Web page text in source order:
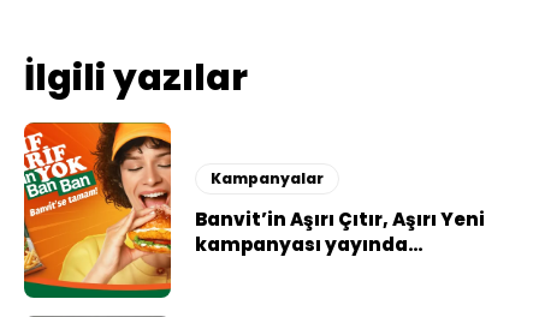
İlgili yazılar
Kampanyalar
Banvit’in Aşırı Çıtır, Aşırı Yeni
kampanyası yayında…